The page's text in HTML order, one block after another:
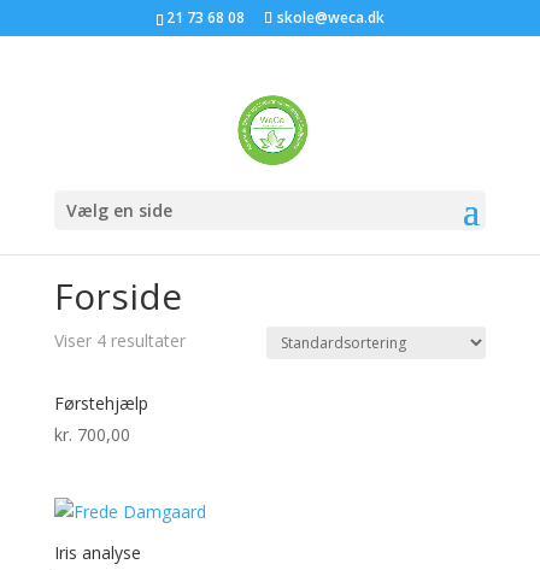
21 73 68 08 skole@weca.dk
Vælg en side
Forside
Viser 4 resultater
Førstehjælp
kr. 700,00
Iris analyse